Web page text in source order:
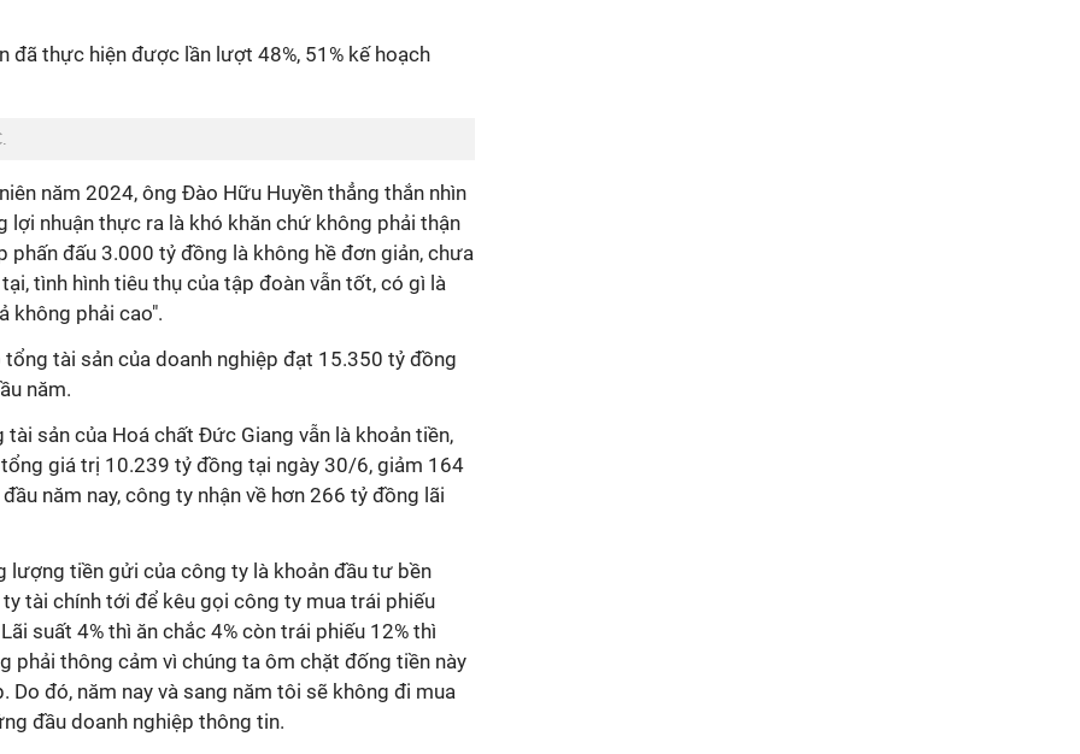
đã thực hiện được lần lượt 48%, 51% kế hoạch
năm 2024, ông Đào Hữu Huyền thẳng thắn nhìn
lợi nhuận thực ra là khó khăn chứ không phải thận
phấn đấu 3.000 tỷ đồng là không hề đơn giản, chưa
tình hình tiêu thụ của tập đoàn vẫn tốt, có gì là
không phải cao".
tài sản của doanh nghiệp đạt 15.350 tỷ đồng
năm.
sản của Hoá chất Đức Giang vẫn là khoản tiền,
giá trị 10.239 tỷ đồng tại ngày 30/6, giảm 164
năm nay, công ty nhận về hơn 266 tỷ đồng lãi
lượng tiền gửi của công ty là khoản đầu tư bền
tài chính tới để kêu gọi công ty mua trái phiếu
suất 4% thì ăn chắc 4% còn trái phiếu 12% thì
phải thông cảm vì chúng ta ôm chặt đống tiền này
Do đó, năm nay và sang năm tôi sẽ không đi mua
đầu doanh nghiệp thông tin.